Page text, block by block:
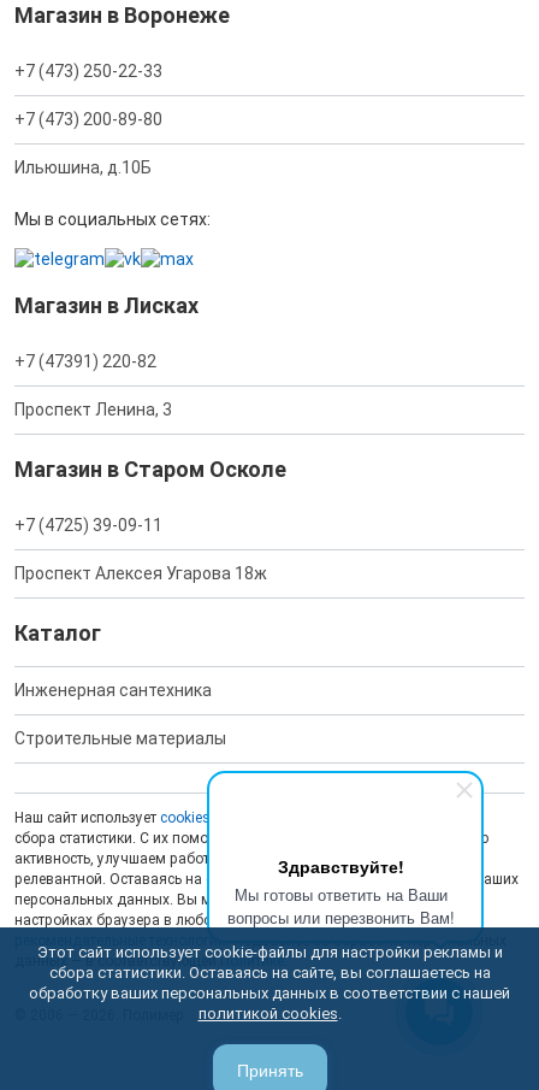
Здравствуйте!
Мы готовы ответить на Ваши
вопросы или перезвонить Вам!
Магазин в Воронеже
+7 (473) 250-22-33
+7 (473) 200-89-80
Ильюшина, д.10Б
Мы в социальных сетях:
Магазин в Лисках
+7 (47391) 220-82
Проспект Ленина, 3
Магазин в Старом Осколе
+7 (4725) 39-09-11
Проспект Алексея Угарова 18ж
Каталог
Инженерная сантехника
Строительные материалы
Наш сайт использует cookies
сбора статистики. С их помощью мы анализируем пользовательскую
активность, улучшаем работу сайта и делаем рекламу более
релевантной. Оставаясь на сайте, вы даете согласие на обработку ваших
персональных данных. Вы можете отключить сохранение cookies в
настройках браузера в любой момент. На сайте также применяются
данных — в соответствующейПолитике.
Этот сайт использует cookie-файлы для настройки рекламы и
сбора статистики. Оставаясь на сайте, вы соглашаетесь на
обработку ваших персональных данных в соответствии с нашей
политикой cookies.
Принять